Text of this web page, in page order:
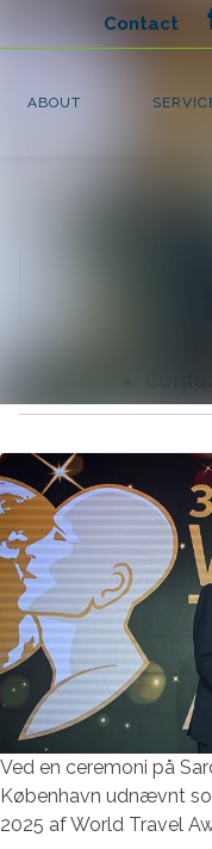
Ved en ceremoni på
København udnævnt
2025 af World Travel